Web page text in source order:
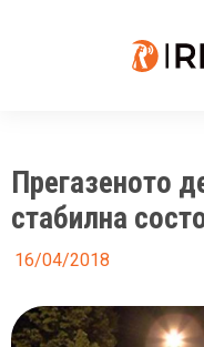
Прегазеното
стабилна
16/04/2018